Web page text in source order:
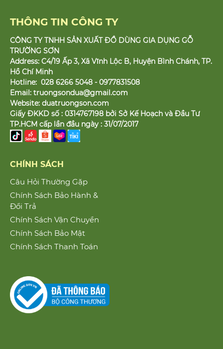
THÔNG TIN CÔNG TY
CÔNG TY TNHH SẢN XUẤT ĐỒ DÙNG GIA DỤNG GỖ
TRƯỜNG SƠN
Address: C4/19 Ấp 3, Xã Vĩnh Lộc B, Huyện Bình Chánh, TP.
Hồ Chí Minh
Hotline: 028 6266 5048 - 0977831508
Email: truongsondua@gmail.com
Website: duatruongson.com
Giấy ĐKKD số : 0314767198 bởi Sở Kế Hoạch và Đầu Tư
TP.HCM cấp lần đầu ngày : 31/07/2017
CHÍNH SÁCH
Câu Hỏi Thường Gặp
Chính Sách Bảo Hành &
Đổi Trả
Chính Sách Vận Chuyển
Chính Sách Bảo Mật
Chính Sách Thanh Toán